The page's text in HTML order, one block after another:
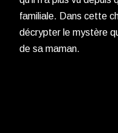
familiale. Dans cette
décrypter le mystère
de sa maman.